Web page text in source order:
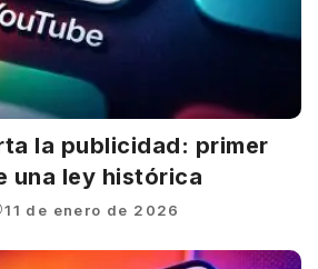
la publicidad: primer
una ley histórica
11 de enero de 2026